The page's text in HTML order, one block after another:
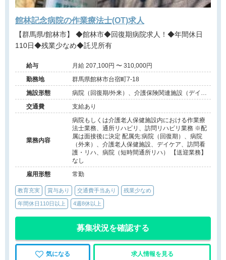
館林記念病院の作業療法士(OT)求人
【群馬県/館林市】 ◆館林市◆回復期病院求人！◆年間休日
110日◆残業少なめ◆託児所有
給与
月給 207,100円 〜 310,000円
勤務地
群馬県館林市台宿町7-18
施設形態
病院（回復期/外来）、介護保険関連施設（デイケ
ア/介護老人保健施設/訪問看護・リハ）
交通費 支給あり
業務内容
病院もしくは介護老人保健施設内における作業療
法士業務、通所リハビリ、訪問リハビリ業務 ※配
属は面接後に決定 配属先:病院（回復期）、病院
（外来）、介護老人保健施設、デイケア、訪問看
護・リハ、病院（短時間通所リハ） 【送迎業務】
なし
雇用形態
常勤
教育充実 賞与あり 交通費手当あり 残業少なめ
年間休日110日以上 4週8休以上
募集状況を確認する
気になる 求人情報を見る